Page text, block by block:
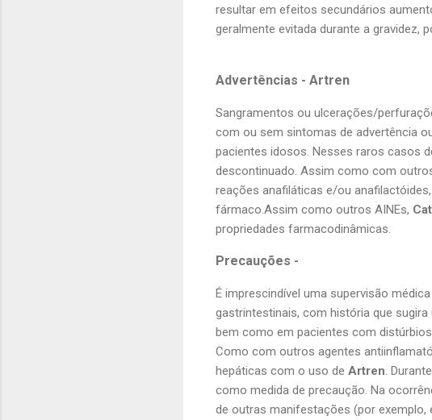
resultar em efeitos secundários
geralmente evitada durante a gravidez,
Advertências - Artren
Sangramentos ou ulcerações/
com ou sem sintomas de advertência
pacientes idosos. Nesses raros casos
descontinuado. Assim como com
reações anafiláticas e/ou
fármaco.Assim como outros AINEs,
propriedades farmacodinâmicas.
Precauções -
É imprescindível uma supervisão
gastrintestinais, com história que
bem como em pacientes com
Como com outros agentes
hepáticas com o uso de Artren .
como medida de precaução. Na
de outras manifestações (por